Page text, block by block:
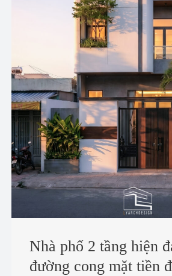
Nhà phố 2 tầng hiện
đường cong mặt tiền